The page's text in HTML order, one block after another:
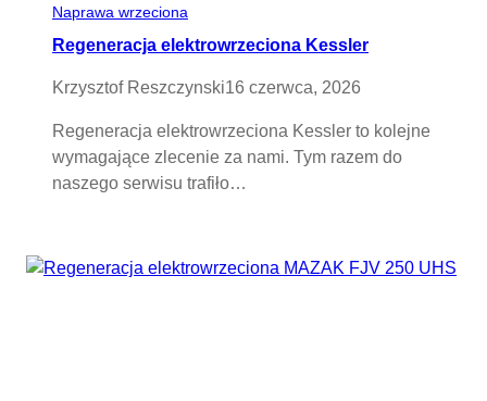
Naprawa wrzeciona
Regeneracja elektrowrzeciona Kessler
Krzysztof Reszczynski16 czerwca, 2026
Regeneracja elektrowrzeciona Kessler to kolejne
wymagające zlecenie za nami. Tym razem do
naszego serwisu trafiło…